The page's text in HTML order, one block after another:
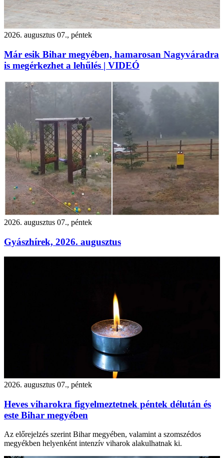
2026. augusztus 07., péntek
Már esik Bihar megyében, hamarosan Nagyváradra
is megérkezhet a lehűlés | VIDEÓ
2026. augusztus 07., péntek
Gyászhírek, 2026. augusztus
2026. augusztus 07., péntek
Heves viharokra figyelmeztetnek péntek délután és
este Bihar megyében
Az előrejelzés szerint Bihar megyében, valamint a szomszédos
megyékben helyenként intenzív viharok alakulhatnak ki.